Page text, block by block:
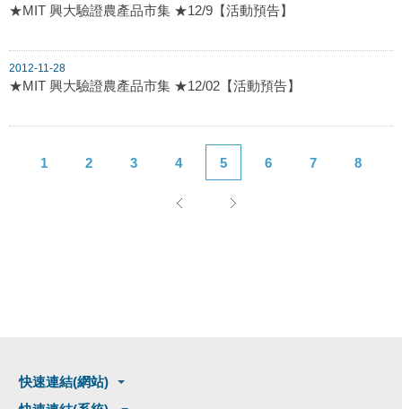
★MIT 興大驗證農產品市集 ★12/9【活動預告】
2012-11-28
★MIT 興大驗證農產品市集 ★12/02【活動預告】
1 2 3 4 5 6 7 8
快速連結(網站)